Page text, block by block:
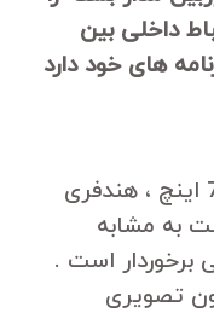
داخلی بین
های خود دارد
با توجه به قابلیتهای در بازکن 7 اینچ ، هندفری
به مشابه
برخوردار است .
تصویری